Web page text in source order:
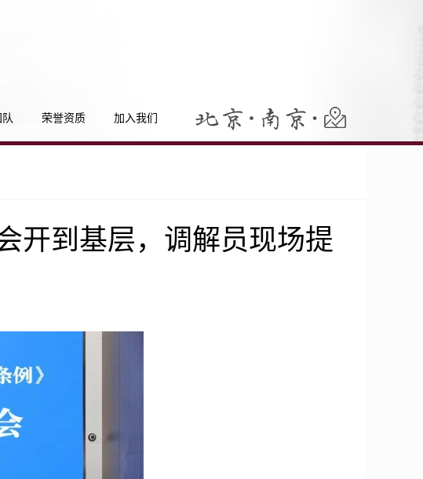
荣誉资质 加入我们
开到基层，调解员现场提